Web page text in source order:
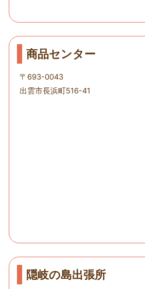
商品センター
〒693-0043
出雲市長浜町516-41
隠岐の島出張所